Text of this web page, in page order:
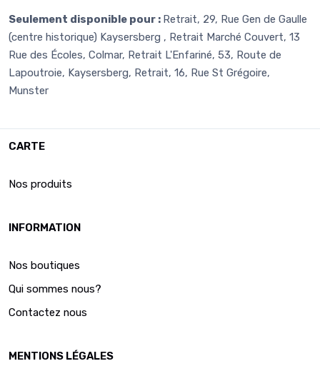
Seulement disponible pour : Retrait, 29, Rue Gen de Gaulle
(centre historique) Kaysersberg , Retrait Marché Couvert, 13
Rue des Écoles, Colmar, Retrait L'Enfariné, 53, Route de
Lapoutroie, Kaysersberg, Retrait, 16, Rue St Grégoire,
Munster
CARTE
Nos produits
INFORMATION
Nos boutiques
Qui sommes nous?
Contactez nous
MENTIONS LÉGALES